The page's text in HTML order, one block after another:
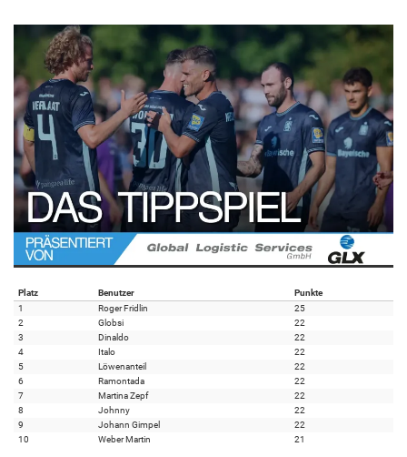
Platz Benutzer
Punkte
1
Roger Fridlin
25
2
Globsi
22
3
Dinaldo
22
4
Italo
22
5
Löwenanteil
22
6
Ramontada
22
7
Martina Zepf
22
8
Johnny
22
9
Johann Gimpel
22
10
Weber Martin 21